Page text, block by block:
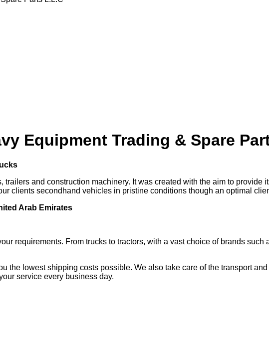
Equipment Trading & Spare
and construction machinery. It was created with the aim to
clients secondhand vehicles in pristine conditions though an optimal
Arab Emirates
requirements. From trucks to tractors, with a vast choice of brands
the lowest shipping costs possible. We also take care of the transport
service every business day.